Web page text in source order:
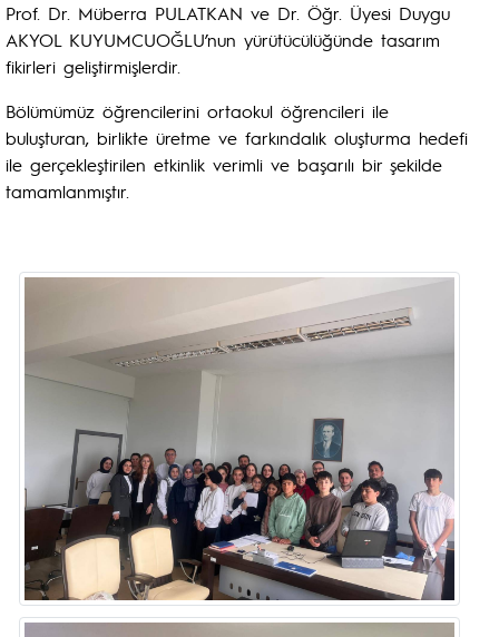
Prof. Dr. Müberra PULATKAN ve Dr. Öğr. Üyesi Duygu
AKYOL KUYUMCUOĞLU’nun yürütücülüğünde tasarım
fikirleri geliştirmişlerdir.
Bölümümüz öğrencilerini ortaokul öğrencileri ile
buluşturan, birlikte üretme ve farkındalık oluşturma hedefi
ile gerçekleştirilen etkinlik verimli ve başarılı bir şekilde
tamamlanmıştır.